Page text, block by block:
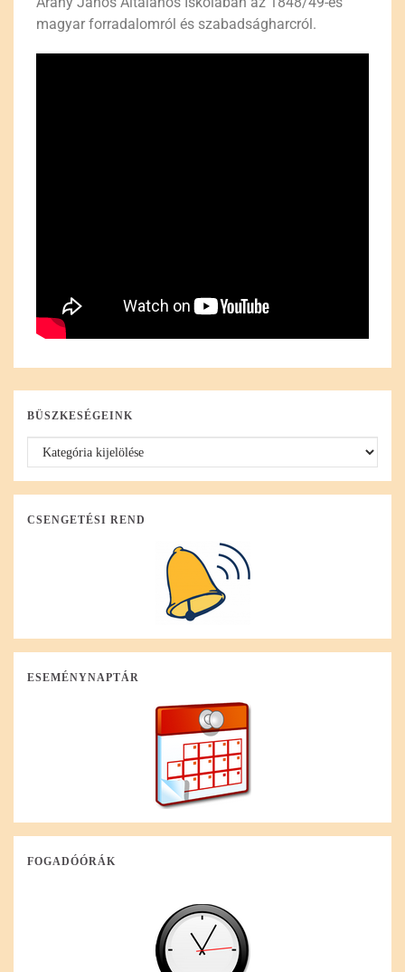
magyar forradalomról és szabadságharcról.
BÜSZKESÉGEINK
CSENGETÉSI REND
ESEMÉNYNAPTÁR
FOGADÓÓRÁK